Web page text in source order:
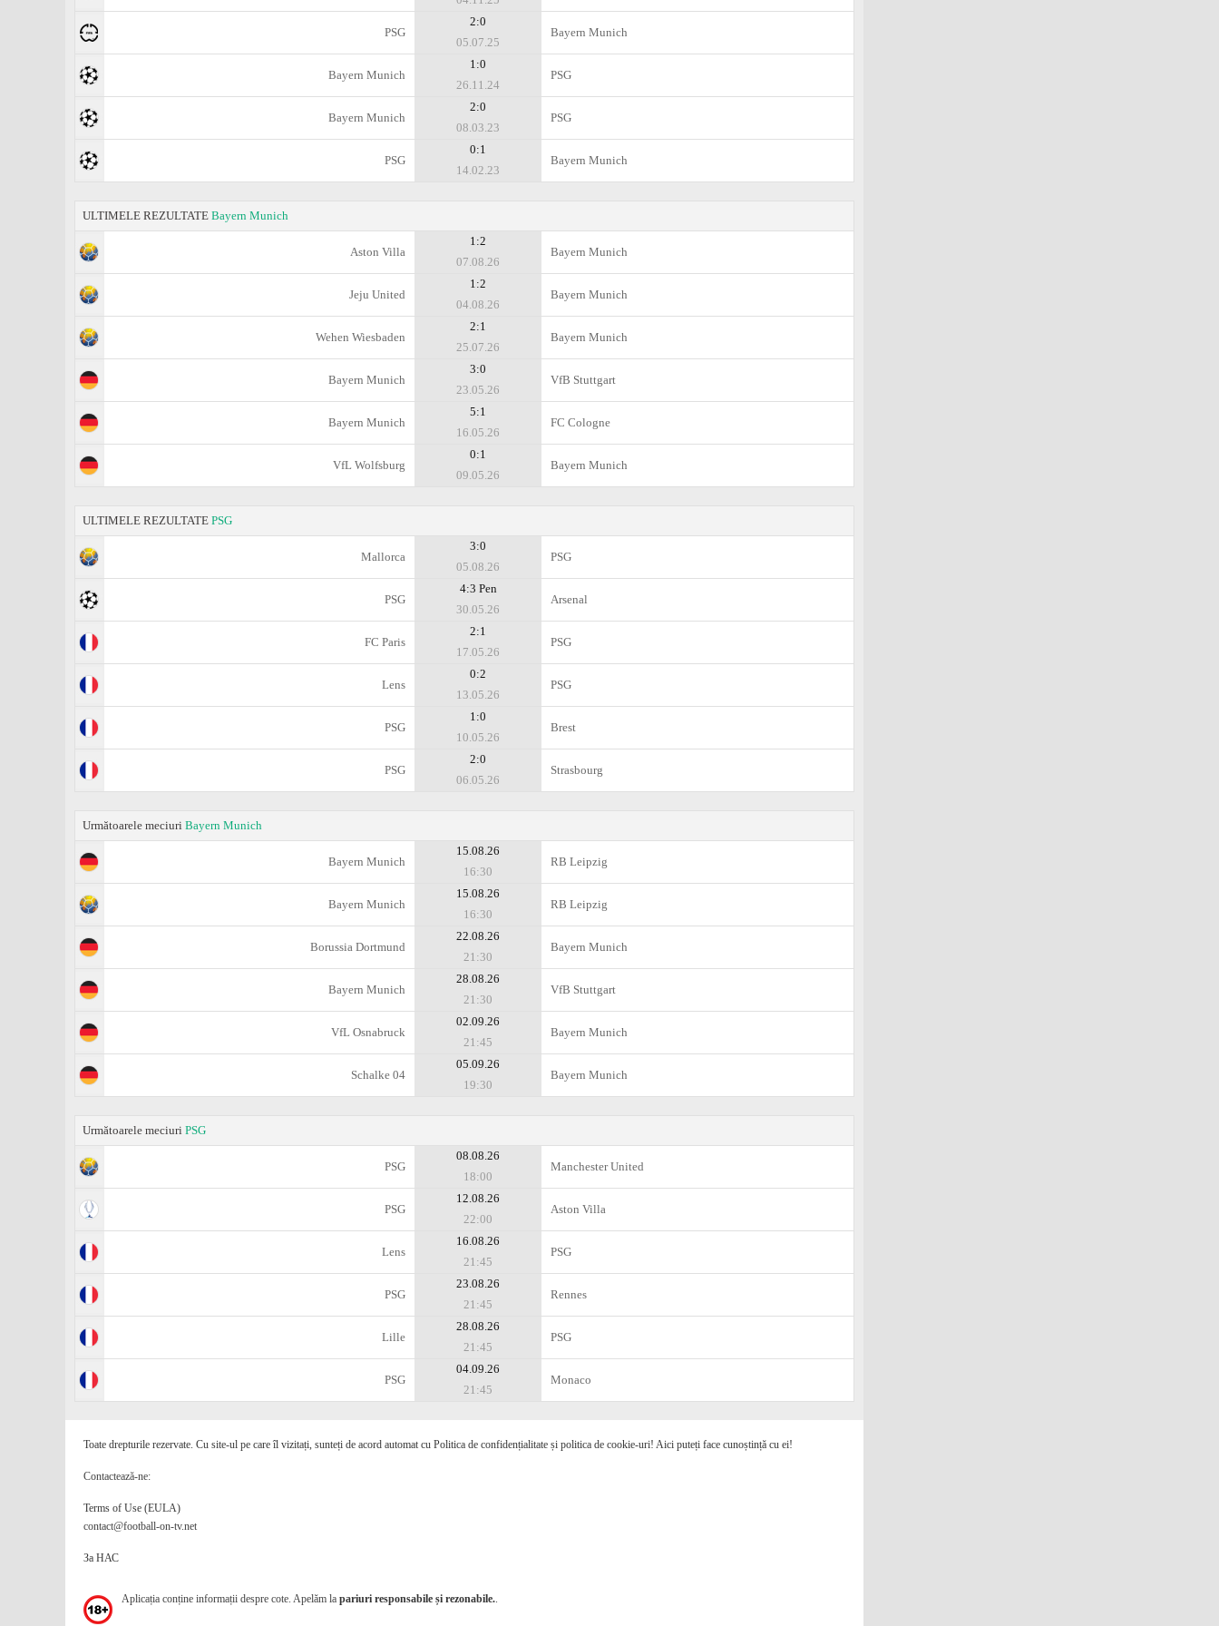
PSG
2:0
05.07.25
Bayern Munich
Bayern Munich
1:0
26.11.24
PSG
Bayern Munich
2:0
08.03.23
PSG
PSG
0:1
14.02.23
Bayern Munich
ULTIMELE REZULTATE Bayern Munich
Aston Villa
1:2
07.08.26
Bayern Munich
Jeju United
1:2
04.08.26
Bayern Munich
Wehen Wiesbaden
2:1
25.07.26
Bayern Munich
Bayern Munich
3:0
23.05.26
VfB Stuttgart
Bayern Munich
5:1
16.05.26
FC Cologne
VfL Wolfsburg
0:1
09.05.26
Bayern Munich
ULTIMELE REZULTATE PSG
Mallorca
3:0
05.08.26
PSG
PSG
4:3 Pen
30.05.26
Arsenal
FC Paris
2:1
17.05.26
PSG
Lens
0:2
13.05.26
PSG
PSG
1:0
10.05.26
Brest
PSG
2:0
06.05.26
Strasbourg
Următoarele meciuri Bayern Munich
Bayern Munich
15.08.26
16:30
RB Leipzig
Bayern Munich
15.08.26
16:30
RB Leipzig
Borussia Dortmund
22.08.26
21:30
Bayern Munich
Bayern Munich
28.08.26
21:30
VfB Stuttgart
VfL Osnabruck
02.09.26
21:45
Bayern Munich
Schalke 04
05.09.26
19:30
Bayern Munich
Următoarele meciuri PSG
PSG
08.08.26
18:00
Manchester United
PSG
12.08.26
22:00
Aston Villa
Lens
16.08.26
21:45
PSG
PSG
23.08.26
21:45
Rennes
Lille
28.08.26
21:45
PSG
PSG
04.09.26
21:45
Monaco
Toate drepturile rezervate. Cu site-ul pe care îl vizitați, sunteți de acord automat cu Politica de confidențialitate și politica de cookie-uri! Aici puteți face cunoștință cu ei!
Contactează-ne:
Terms of Use (EULA)
contact@football-on-tv.net
За НАС
Aplicația conține informații despre cote. Apelăm la pariuri responsabile și rezonabile..